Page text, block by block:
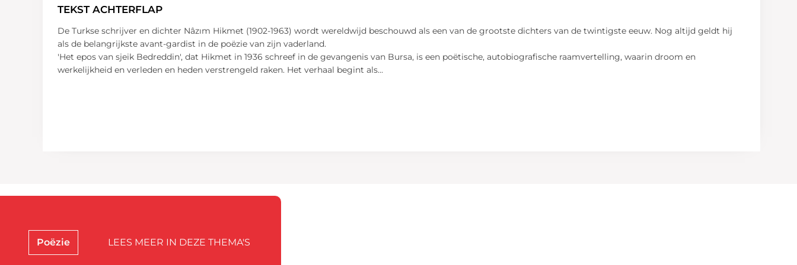
TEKST ACHTERFLAP
De Turkse schrijver en dichter Nâzım Hikmet (1902-1963) wordt wereldwijd beschouwd als een van de grootste dichters van de twintigste eeuw. Nog altijd geldt hij
als de belangrijkste avant-gardist in de poëzie van zijn vaderland.
'Het epos van sjeik Bedreddin', dat Hikmet in 1936 schreef in de gevangenis van Bursa, is een poëtische, autobiografische raamvertelling, waarin droom en
werkelijkheid en verleden en heden verstrengeld raken. Het verhaal begint als...
Poëzie LEES MEER IN DEZE THEMA'S